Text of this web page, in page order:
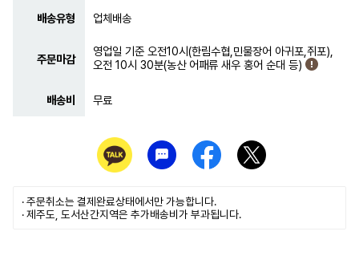
배송유형 업체배송
주문마감
영업일 기준 오전10시(한림수협,민물장어 아귀포,쥐포),
오전 10시 30분(농산 어패류 새우 홍어 순대 등)
배송비 무료
· 주문취소는 결제완료상태에서만 가능합니다.
· 제주도, 도서산간지역은 추가배송비가 부과됩니다.